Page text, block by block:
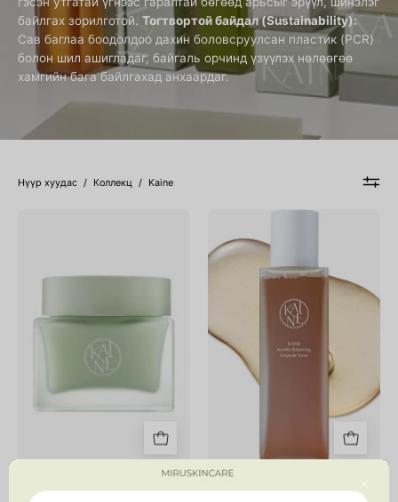
Close
байлгах зорилготой. Тогтвортой байдал (Sustainability):
Сав баглаа боодолдоо дахин боловсруулсан пластик (PCR)
болон шил ашигладаг, байгаль орчинд үзүүлэх нөлөөгөө
хамгийн бага байлгахад анхаардаг.
Нүүр хуудас / Коллекц / Kaine
Green Calm Aqua Cream
Ampoule
Toner
Kombu Balancing Ampoule